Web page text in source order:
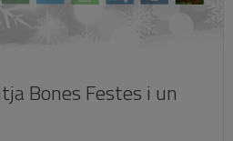
Bones Festes i un